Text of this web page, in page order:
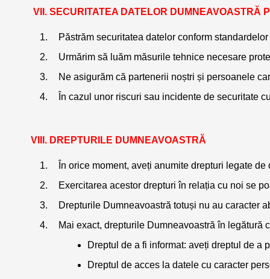
SECURITATEA DATELOR DUMNEAVOASTRĂ
Păstrăm securitatea datelor conform
Urmărim să luăm măsurile tehnice necesare
Ne asigurăm că partenerii noștri și persoanele
În cazul unor riscuri sau incidente de securitate
DREPTURILE DUMNEAVOASTRĂ
În orice moment, aveți anumite drepturi legate
Exercitarea acestor drepturi în relația cu noi se
Drepturile Dumneavoastră totuși nu au caracter
Mai exact, drepturile Dumneavoastră în legătură
Dreptul de a fi informat: aveți dreptul de a
Dreptul de acces la datele cu caracter